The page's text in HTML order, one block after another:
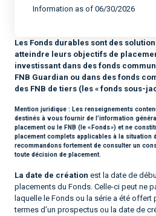
Information as of 06/30/2026
Les Fonds durables sont des
atteindre leurs objectifs de
investissant dans des fonds
FNB Guardian ou dans des fonds
des FNB de tiers (les « fonds sous-
Mention juridique : Les renseignements
destinés à vous fournir de l’information
placement ou le FNB (le « Fonds ») et ne
placement complets applicables à la situation
recommandons fortement de consulter un
toute décision de placement.
La date de création est la date de
placements du Fonds. Celle-ci peut ne
laquelle le Fonds ou la série a été offert
termes d’un prospectus ou la date de